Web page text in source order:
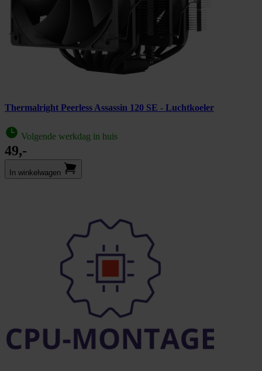
Thermalright Peerless Assassin 120 SE - Luchtkoeler
Volgende werkdag in huis
49,-
In winkel­wagen